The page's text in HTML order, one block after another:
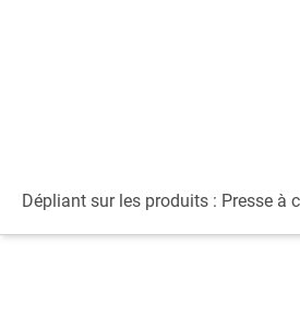
Dépliant sur les produits : Presse à